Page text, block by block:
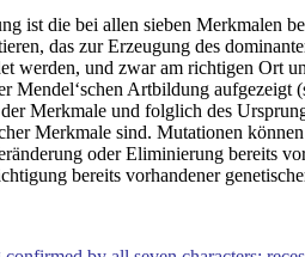
ist die bei allen sieben Merkmalen
das zur Erzeugung des
werden, und zwar am richtigen Ort
Mendel‘schen Artbildung aufgezeigt
Merkmale und folglich des
Merkmale sind. Mutationen
oder Eliminierung bereits
bereits vorhandener